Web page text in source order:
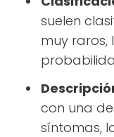
suelen
muy raros,
con una
síntomas,